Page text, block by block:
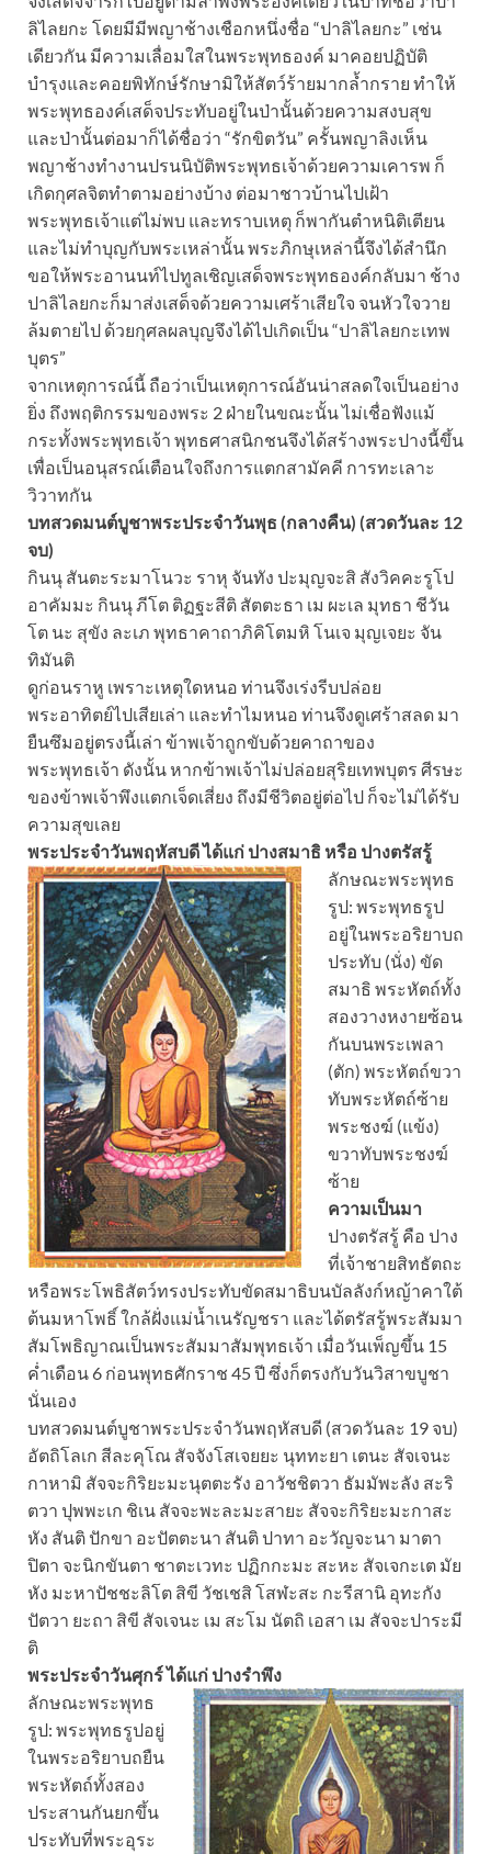
ลิไลยกะ โดยมีมีพญาช้างเชือกหนึ่งชื่อ “ปาลิไลยกะ” เช่น
เดียวกัน มีความเลื่อมใสในพระพุทธองค์ มาคอยปฏิบัติ
บำรุงและคอยพิทักษ์รักษามิให้สัตว์ร้ายมากล้ำกราย ทำให้
พระพุทธองค์เสด็จประทับอยู่ในป่านั้นด้วยความสงบสุข
และป่านั้นต่อมาก็ได้ชื่อว่า “รักขิตวัน” ครั้นพญาลิงเห็น
พญาช้างทำงานปรนนิบัติพระพุทธเจ้าด้วยความเคารพ ก็
เกิดกุศลจิตทำตามอย่างบ้าง ต่อมาชาวบ้านไปเฝ้า
พระพุทธเจ้าแต่ไม่พบ และทราบเหตุ ก็พากันตำหนิติเตียน
และไม่ทำบุญกับพระเหล่านั้น พระภิกษุเหล่านี้จึงได้สำนึก
ขอให้พระอานนท์ไปทูลเชิญเสด็จพระพุทธองค์กลับมา ช้าง
ปาลิไลยกะก็มาส่งเสด็จด้วยความเศร้าเสียใจ จนหัวใจวาย
ล้มตายไป ด้วยกุศลผลบุญจึงได้ไปเกิดเป็น “ปาลิไลยกะเทพ
บุตร”
จากเหตุการณ์นี้ ถือว่าเป็นเหตุการณ์อันน่าสลดใจเป็นอย่าง
ยิ่ง ถึงพฤติกรรมของพระ 2 ฝ่ายในขณะนั้น ไม่เชื่อฟังแม้
กระทั้งพระพุทธเจ้า พุทธศาสนิกชนจึงได้สร้างพระปางนี้ขึ้น
เพื่อเป็นอนุสรณ์เตือนใจถึงการแตกสามัคคี การทะเลาะ
วิวาทกัน
บทสวดมนต์บูชาพระประจำวันพุธ (กลางคืน) (สวดวันละ 12
จบ)
กินนุ สันตะระมาโนวะ ราหุ จันทัง ปะมุญจะสิ สังวิคคะรูโป
อาคัมมะ กินนุ ภีโต ติฏฐะสีติ สัตตะธา เม ผะเล มุทธา ชีวัน
โต นะ สุขัง ละเภ พุทธาคาถาภิคิโตมหิ โนเจ มุญเจยะ จัน
ทิมันติ
ดูก่อนราหู เพราะเหตุใดหนอ ท่านจึงเร่งรีบปล่อย
พระอาทิตย์ไปเสียเล่า และทำไมหนอ ท่านจึงดูเศร้าสลด มา
ยืนซึมอยู่ตรงนี้เล่า ข้าพเจ้าถูกขับด้วยคาถาของ
พระพุทธเจ้า ดังนั้น หากข้าพเจ้าไม่ปล่อยสุริยเทพบุตร ศีรษะ
ของข้าพเจ้าพึงแตกเจ็ดเสี่ยง ถึงมีชีวิตอยู่ต่อไป ก็จะไม่ได้รับ
ความสุขเลย
พระประจำวันพฤหัสบดี ได้แก่ ปางสมาธิ หรือ ปางตรัสรู้
ลักษณะพระพุทธ
รูป: พระพุทธรูป
อยู่ในพระอริยาบถ
ประทับ (นั่ง) ขัด
สมาธิ พระหัตถ์ทั้ง
สองวางหงายซ้อน
กันบนพระเพลา
(ตัก) พระหัตถ์ขวา
ทับพระหัตถ์ซ้าย
พระชงฆ์ (แข้ง)
ขวาทับพระชงฆ์
ซ้าย
ความเป็นมา
ปางตรัสรู้ คือ ปาง
ที่เจ้าชายสิทธัตถะ
หรือพระโพธิสัตว์ทรงประทับขัดสมาธิบนบัลลังก์หญ้าคาใต้
ต้นมหาโพธิ์ ใกล้ฝั่งแม่น้ำเนรัญชรา และได้ตรัสรู้พระสัมมา
สัมโพธิญาณเป็นพระสัมมาสัมพุทธเจ้า เมื่อวันเพ็ญขึ้น 15
ค่ำเดือน 6 ก่อนพุทธศักราช 45 ปี ซึ่งก็ตรงกับวันวิสาขบูชา
นั่นเอง
บทสวดมนต์บูชาพระประจำวันพฤหัสบดี (สวดวันละ 19 จบ)
อัตถิโลเก สีละคุโณ สัจจังโสเจยยะ นุททะยา เตนะ สัจเจนะ
กาหามิ สัจจะกิริยะมะนุตตะรัง อาวัชชิตวา ธัมมัพะลัง สะริ
ตวา ปุพพะเก ชิเน สัจจะพะละมะสายะ สัจจะกิริยะมะกาสะ
หัง สันติ ปักขา อะปัตตะนา สันติ ปาทา อะวัญจะนา มาตา
ปิตา จะนิกขันตา ชาตะเวทะ ปฏิกกะมะ สะหะ สัจเจกะเต มัย
หัง มะหาปัชชะลิโต สิขี วัชเชสิ โสฬะสะ กะรีสานิ อุทะกัง
ปัตวา ยะถา สิขี สัจเจนะ เม สะโม นัตถิ เอสา เม สัจจะปาระมี
ติ
พระประจำวันศุกร์ ได้แก่ ปางรำพึง
ลักษณะพระพุทธ
รูป: พระพุทธรูปอยู่
ในพระอริยาบถยืน
พระหัตถ์ทั้งสอง
ประสานกันยกขึ้น
ประทับที่พระอุระ